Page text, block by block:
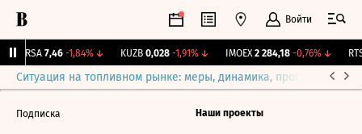
Войти
ARSA 7,46 -1,84%↓ KUZB 0,028 -1,91%↓ IMOEX 2 284,18 -0,76%↓
Ситуация на топливном рынке: меры, динамика, прогнозы
Подписка Наши проекты